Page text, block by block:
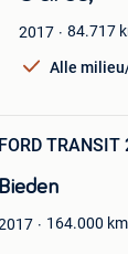
2017 84.717
Alle
FORD
Bieden
164.000 km